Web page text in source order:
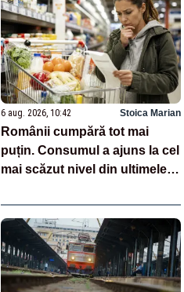
6 aug. 2026, 10:42 Stoica Marian
Românii cumpără tot mai
puțin. Consumul a ajuns la cel
mai scăzut nivel din ultimele